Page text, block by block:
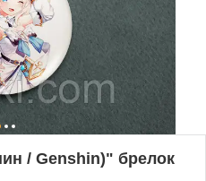
/ Genshin)" брелок